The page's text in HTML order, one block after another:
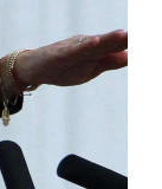
China